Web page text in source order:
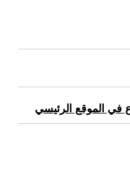
في الموقع الرئيسي